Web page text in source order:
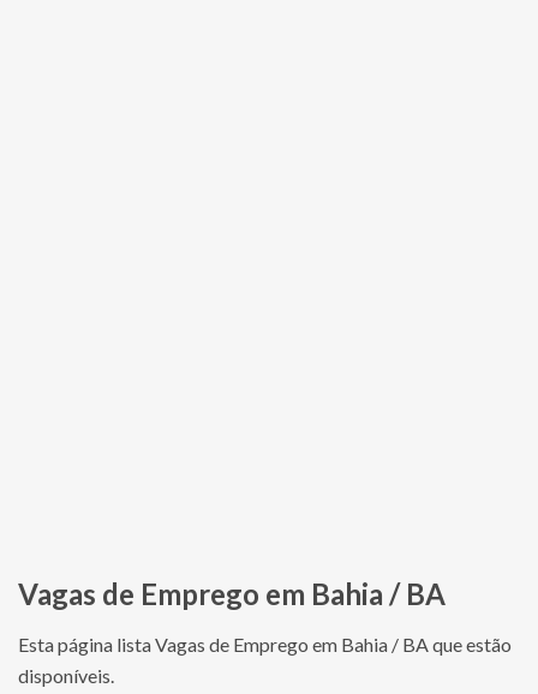
Vagas de Emprego em Bahia / BA
Esta página lista Vagas de Emprego em Bahia / BA que estão
disponíveis.